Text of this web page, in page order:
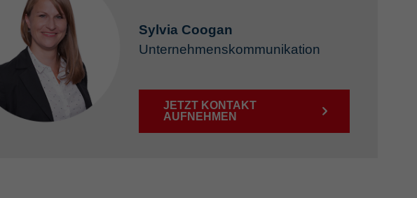
Sylvia Coogan
Unternehmenskommunikation
JETZT KONTAKT
AUFNEHMEN